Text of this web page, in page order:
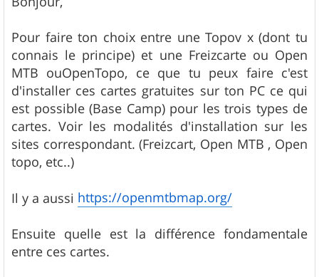
s
g
e
Pour faire ton choix entre une Topov x (dont tu
connais le principe) et une Freizcarte ou Open
MTB ouOpenTopo, ce que tu peux faire c'est
d'installer ces cartes gratuites sur ton PC ce qui
est possible (Base Camp) pour les trois types de
cartes. Voir les modalités d'installation sur les
sites correspondant. (Freizcart, Open MTB , Open
topo, etc..)
Il y a aussi https://openmtbmap.org/
Ensuite quelle est la différence fondamentale
entre ces cartes.